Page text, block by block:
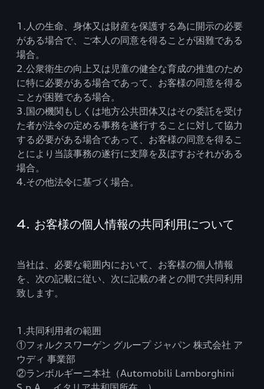
1.人の生命、身体又は財産を保護する為に開示の必要
がある場合で、ご本人の同意を得ることが困難である
場合。
2.公衆衛生の向上又は児童の健全な育成の推進のため
に特に必要がある場合であって、お客様の同意を得る
ことが困難である場合。
3.国の機関もしくは地方公共団体又はその委託を受け
た者が法令の定める事務を遂行することに対して協力
する必要がある場合であって、お客様の同意を得るこ
とにより当該事務の遂行に支障を及ぼすおそれがある
場合。
4.その他法令に基づく場合。
4. お客様の個人情報の共同利用について
当社は、必要な範囲内において、お客様の個人情報
を、次の記載に従い、次に記載の者との間で共同利用
致します。
1.共同利用者の範囲
①フォルクスワーゲン グループ ジャパン 株式会社 ア
ウディ 事業部
②ランボルギーニ本社（Automobili Lamborghini